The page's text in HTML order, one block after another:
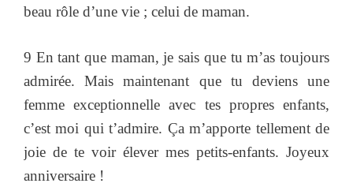
beau rôle d’une vie ; celui de maman.
9 En tant que maman, je sais que tu m’as toujours
admirée. Mais maintenant que tu deviens une
femme exceptionnelle avec tes propres enfants,
c’est moi qui t’admire. Ça m’apporte tellement de
joie de te voir élever mes petits-enfants. Joyeux
anniversaire !